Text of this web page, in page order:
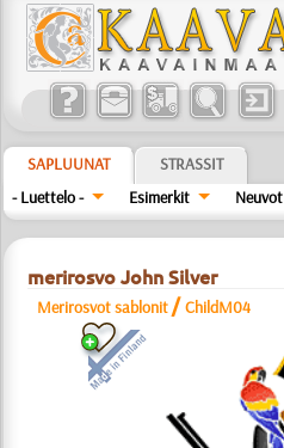
SAPLUUNAT
STRASSIT
- Luettelo -
Esimerkit Neuvot
merirosvo John Silver
Merirosvot sablonit /ChildM04